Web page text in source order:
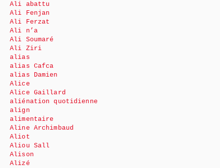
Ali abattu
Ali Fenjan
Ali Ferzat
Ali n’a
Ali Soumaré
Ali Ziri
alias
alias Cafca
alias Damien
Alice
Alice Gaillard
aliénation quotidienne
align
alimentaire
Aline Archimbaud
Aliot
Aliou Sall
Alison
Alizé